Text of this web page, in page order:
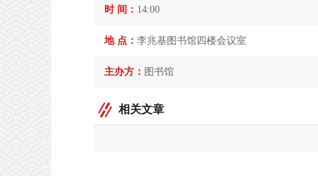
时 间： 14:00
地 点： 李兆基图书馆四楼会议室
主办方： 图书馆
相关文章